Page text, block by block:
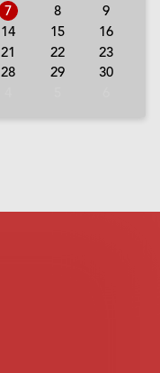
7 8
9
14 15
16
21 22
23
28 29
30